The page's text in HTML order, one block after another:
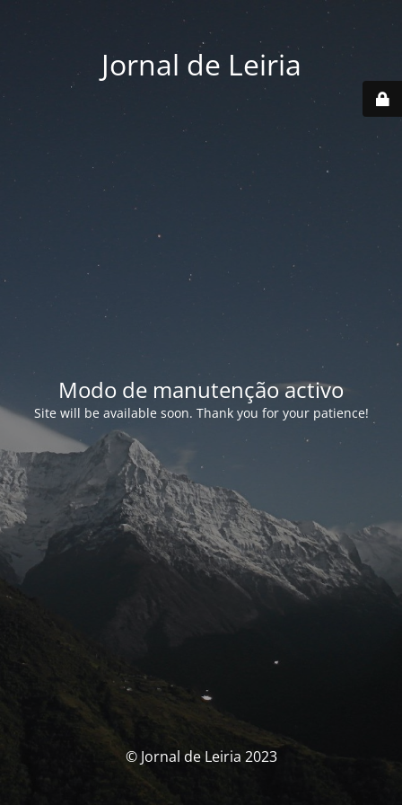
Jornal de Leiria
Modo de manutenção activo
Site will be available soon. Thank you for your patience!
© Jornal de Leiria 2023